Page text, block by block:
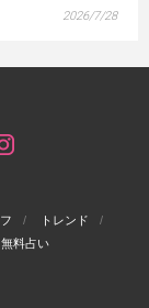
2026/7/28
トレンド
無料占い